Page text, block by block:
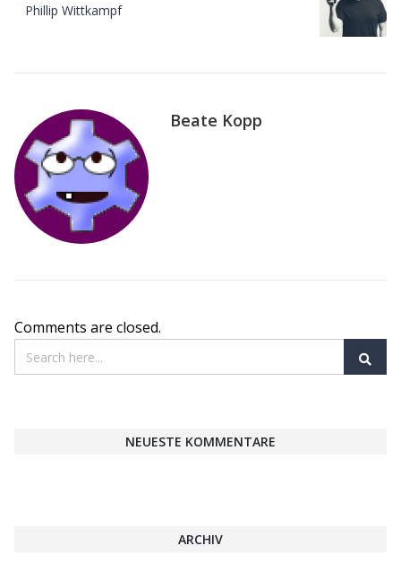
Phillip Wittkampf
Beate Kopp
Comments are closed.
NEUESTE KOMMENTARE
ARCHIV